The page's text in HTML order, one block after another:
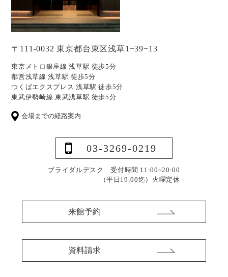
〒111-0032 東京都台東区浅草1−39−13
東京メトロ銀座線 浅草駅 徒歩5分
都営浅草線 浅草駅 徒歩5分
つくばエクスプレス 浅草駅 徒歩5分
東武伊勢崎線 東武浅草駅 徒歩5分
会場までの経路案内
03-3269-0219
ブライダルデスク 受付時間 11:00~20:00
（平日19:00迄） 火曜定休
来館予約
資料請求